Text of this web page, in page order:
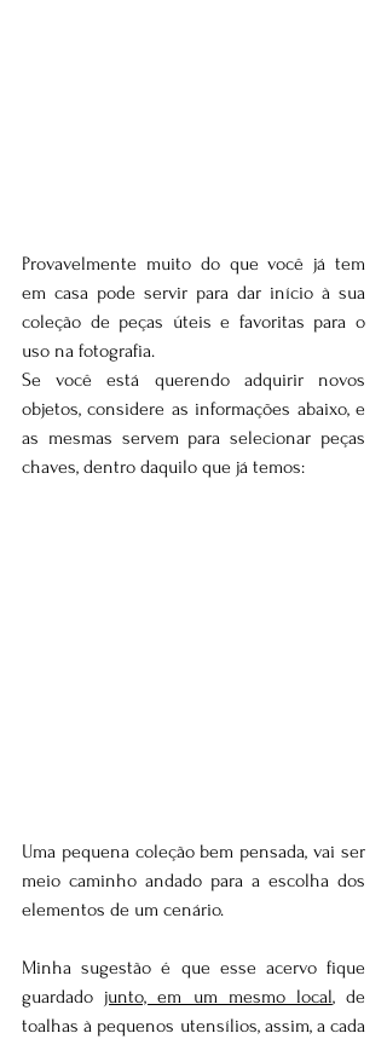
Provavelmente muito do que você já tem
em casa pode servir para dar início à sua
coleção de peças úteis e favoritas para o
uso na fotografia.
Se você está querendo adquirir novos
objetos, considere as informações abaixo, e
as mesmas servem para selecionar peças
chaves, dentro daquilo que já temos:
Uma pequena coleção bem pensada, vai ser
meio caminho andado para a escolha dos
elementos de um cenário.
Minha sugestão é que esse acervo fique
guardado junto, em um mesmo local, de
toalhas à pequenos utensílios, assim, a cada